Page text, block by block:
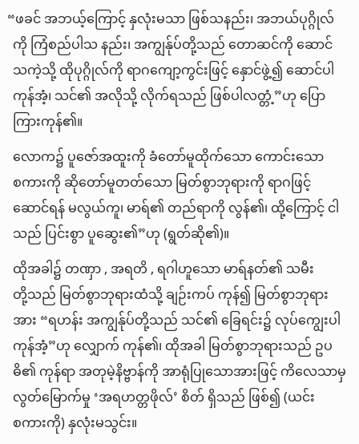
“ဖခင် အဘယ့်ကြောင့် နှလုံးမသာ ဖြစ်သနည်း၊ အဘယ်ပုဂ္ဂိုလ်
ကို ကြံစည်ပါသ နည်း၊ အကျွန်ုပ်တို့သည် တောဆင်ကို ဆောင်
သကဲ့သို့ ထိုပုဂ္ဂိုလ်ကို ရာဂကျော့ကွင်းဖြင့် နှောင်ဖွဲ့၍ ဆောင်ပါ
ကုန်အံ့၊ သင်၏ အလိုသို့ လိုက်ရသည် ဖြစ်ပါလတ္တံ့”ဟု ပြော
ကြားကုန်၏။
လောက၌ ပူဇော်အထူးကို ခံတော်မူထိုက်သော ကောင်းသော
စကားကို ဆိုတော်မူတတ်သော မြတ်စွာဘုရားကို ရာဂဖြင့်
ဆောင်ရန် မလွယ်ကူ၊ မာရ်၏ တည်ရာကို လွန်၏၊ ထို့ကြောင့် ငါ
သည် ပြင်းစွာ ပူဆွေး၏”ဟု (ရွတ်ဆို၏)။
ထိုအခါ၌ တဏှာ , အရတိ , ရဂါဟူသော မာရ်နတ်၏ သမီး
တို့သည် မြတ်စွာဘုရားထံသို့ ချဉ်းကပ် ကုန်၍ မြတ်စွာဘုရား
အား “ရဟန်း အကျွန်ုပ်တို့သည် သင်၏ ခြေရင်း၌ လုပ်ကျွေးပါ
ကုန်အံ့”ဟု လျှောက် ကုန်၏၊ ထိုအခါ မြတ်စွာဘုရားသည် ဥပ
ဓိ၏ ကုန်ရာ အတုမဲ့နိဗ္ဗာန်ကို အာရုံပြုသောအားဖြင့် ကိလေသာမှ
လွတ်မြောက်မှု ‘အရဟတ္တဖိုလ်’ စိတ် ရှိသည် ဖြစ်၍ (ယင်း
စကားကို) နှလုံးမသွင်း။